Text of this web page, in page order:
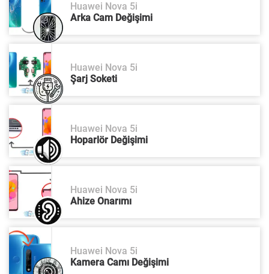
Huawei Nova 5i
Arka Cam Değişimi
Huawei Nova 5i
Şarj Soketi
Huawei Nova 5i
Hoparlör Değişimi
Huawei Nova 5i
Ahize Onarımı
Huawei Nova 5i
Kamera Camı Değişimi